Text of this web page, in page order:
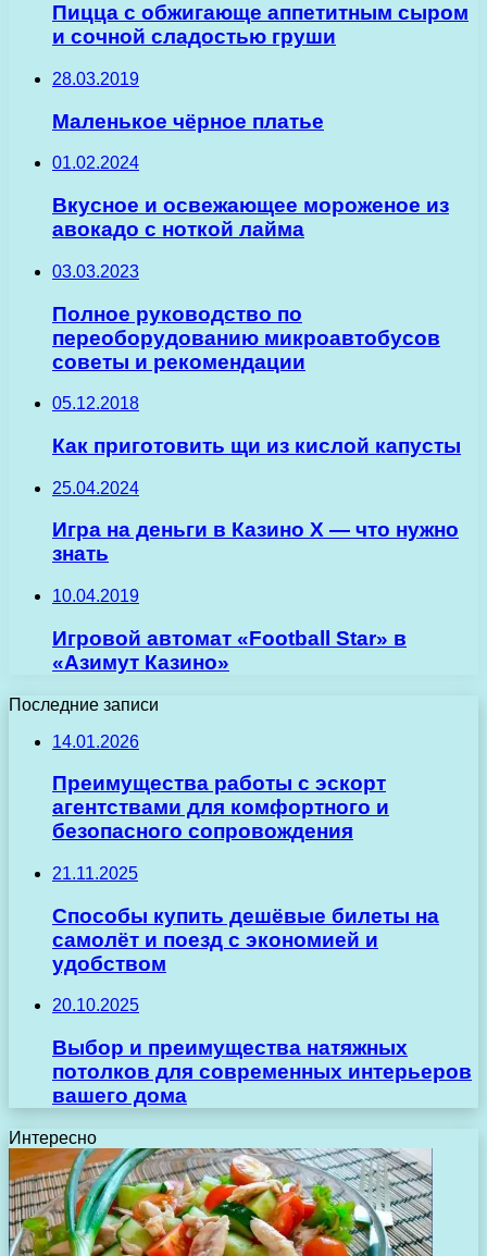
Пицца с обжигающе аппетитным сыром
и сочной сладостью груши
28.03.2019
Маленькое чёрное платье
01.02.2024
Вкусное и освежающее мороженое из
авокадо с ноткой лайма
03.03.2023
Полное руководство по
переоборудованию микроавтобусов
советы и рекомендации
05.12.2018
Как приготовить щи из кислой капусты
25.04.2024
Игра на деньги в Казино Х — что нужно
знать
10.04.2019
Игровой автомат «Football Star» в
«Азимут Казино»
Последние записи
14.01.2026
Преимущества работы с эскорт
агентствами для комфортного и
безопасного сопровождения
21.11.2025
Способы купить дешёвые билеты на
самолёт и поезд с экономией и
удобством
20.10.2025
Выбор и преимущества натяжных
потолков для современных интерьеров
вашего дома
Интересно